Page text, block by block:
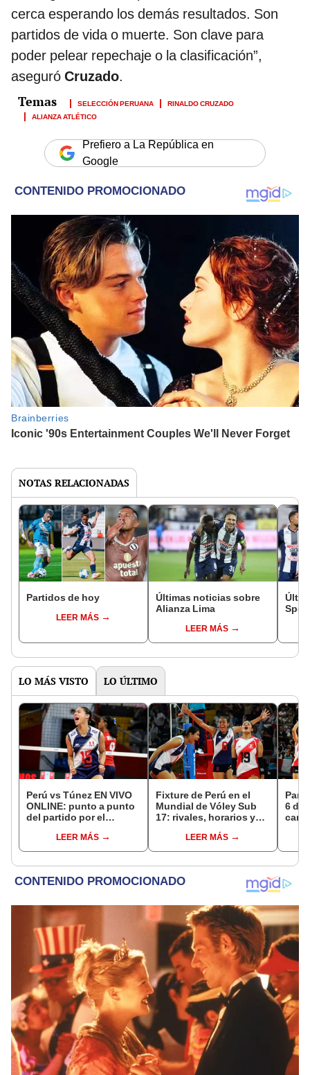
cerca esperando los demás resultados. Son
partidos de vida o muerte. Son clave para
poder pelear repechaje o la clasificación”,
aseguró Cruzado.
SELECCIÓN PERUANA
RINALDO CRUZADO
ALIANZA ATLÉTICO
Prefiero a La República en
Google
NOTAS RELACIONADAS
Partidos de hoy
LEER MÁS
Últimas noticias sobre
Alianza Lima
LEER MÁS
LO MÁS VISTO LO ÚLTIMO
Perú vs Túnez EN VIVO
ONLINE: punto a punto
del partido por el
Vóley 2026LEER MÁS
Fixture de Perú en el
Mundial de Vóley Sub
17: rivales, horarios y
selección en el torneo
LEER MÁS
6 de